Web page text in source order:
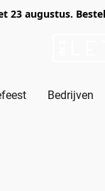
23 augustus.
Bedrijven